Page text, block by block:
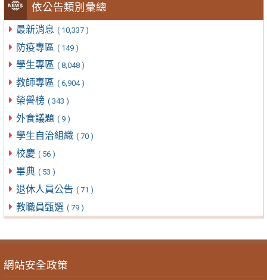
依公告類別彙總
最新消息 ( 10,337 )
防疫專區 ( 149 )
學生專區 ( 8,048 )
教師專區 ( 6,904 )
榮譽榜 ( 343 )
外食議題 ( 9 )
學生自治組織 ( 70 )
校慶 ( 56 )
畢典 ( 53 )
退休人員公告 ( 71 )
教職員甄選 ( 79 )
網站安全政策